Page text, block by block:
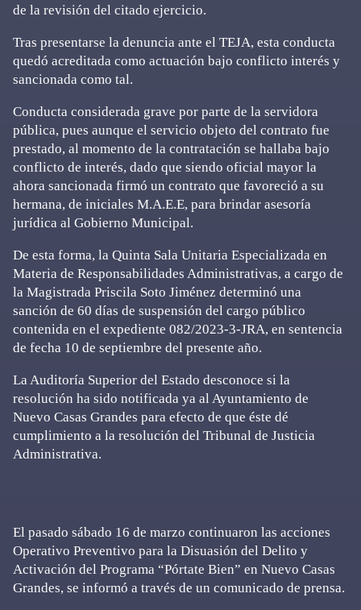
de la revisión del citado ejercicio.
Tras presentarse la denuncia ante el TEJA, esta conducta
quedó acreditada como actuación bajo conflicto interés y
sancionada como tal.
Conducta considerada grave por parte de la servidora
pública, pues aunque el servicio objeto del contrato fue
prestado, al momento de la contratación se hallaba bajo
conflicto de interés, dado que siendo oficial mayor la
ahora sancionada firmó un contrato que favoreció a su
hermana, de iniciales M.A.E.E, para brindar asesoría
jurídica al Gobierno Municipal.
De esta forma, la Quinta Sala Unitaria Especializada en
Materia de Responsabilidades Administrativas, a cargo de
la Magistrada Priscila Soto Jiménez determinó una
sanción de 60 días de suspensión del cargo público
contenida en el expediente 082/2023-3-JRA, en sentencia
de fecha 10 de septiembre del presente año.
La Auditoría Superior del Estado desconoce si la
resolución ha sido notificada ya al Ayuntamiento de
Nuevo Casas Grandes para efecto de que éste dé
cumplimiento a la resolución del Tribunal de Justicia
Administrativa.
El pasado sábado 16 de marzo continuaron las acciones
Operativo Preventivo para la Disuasión del Delito y
Activación del Programa “Pórtate Bien” en Nuevo Casas
Grandes, se informó a través de un comunicado de prensa.